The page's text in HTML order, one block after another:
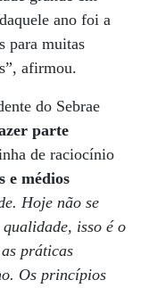
ano foi a
para muitas
afirmou.
do Sebrae
parte
de raciocínio
e médios
Hoje não se
isso é o
práticas
Os princípios